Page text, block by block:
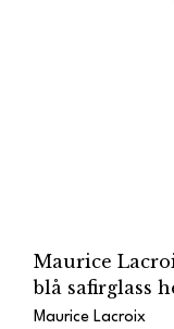
Maurice
blå safirglass
Maurice Lacroix